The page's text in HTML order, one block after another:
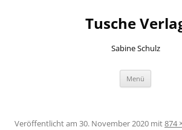
Tusche
Sabine Schulz
Menü
Veröffentlicht am 30. November 2020 mit874